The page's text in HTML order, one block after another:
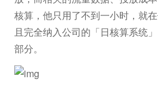
核算，他只用了不到一小时，就
且完全纳入公司的「日核算系统
部分。